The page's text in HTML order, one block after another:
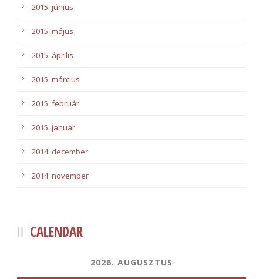
2015. június
2015. május
2015. április
2015. március
2015. február
2015. január
2014. december
2014. november
CALENDAR
2026. AUGUSZTUS